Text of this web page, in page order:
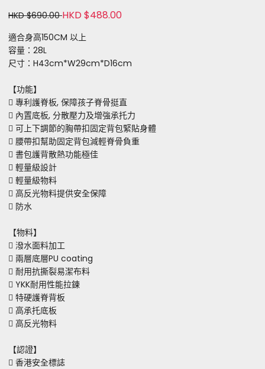
HKD $690.00HKD $488.00
適合身高150CM 以上
容量：28L
尺寸：H43cm*W29cm*D16cm
【功能】
 專利護脊板, 保障孩子脊骨挺直
 內置底板, 分散壓力及增強承托力
 可上下調節的胸帶扣固定背包緊貼身體
 腰帶扣幫助固定背包減輕脊骨負重
 書包護背散熱功能極佳
 輕量級設計
 輕量級物料
 高反光物料提供安全保障
 防水
【物料】
 潑水面料加工
 兩層底層PU coating
 耐用抗撕裂易潔布料
 YKK耐用性能拉鍊
 特硬護脊背板
 高承托底板
 高反光物料
【認證】
 香港安全標誌